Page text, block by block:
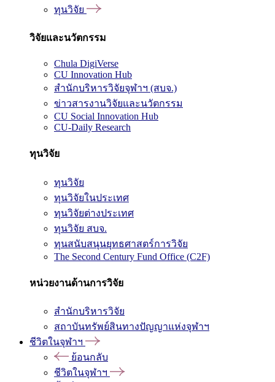
ทุนวิจัย
วิจัยและนวัตกรรม
Chula DigiVerse
CU Innovation Hub
สำนักบริหารวิจัยจุฬาฯ (สบจ.)
ข่าวสารงานวิจัยและนวัตกรรม
CU Social Innovation Hub
CU-Daily Research
ทุนวิจัย
ทุนวิจัย
ทุนวิจัยในประเทศ
ทุนวิจัยต่างประเทศ
ทุนวิจัย สบจ.
ทุนสนับสนุนยุทธศาสตร์การวิจัย
The Second Century Fund Office (C2F)
หน่วยงานด้านการวิจัย
สำนักบริหารวิจัย
สถาบันทรัพย์สินทางปัญญาแห่งจุฬาฯ
ชีวิตในจุฬาฯ
ย้อนกลับ
ชีวิตในจุฬาฯ